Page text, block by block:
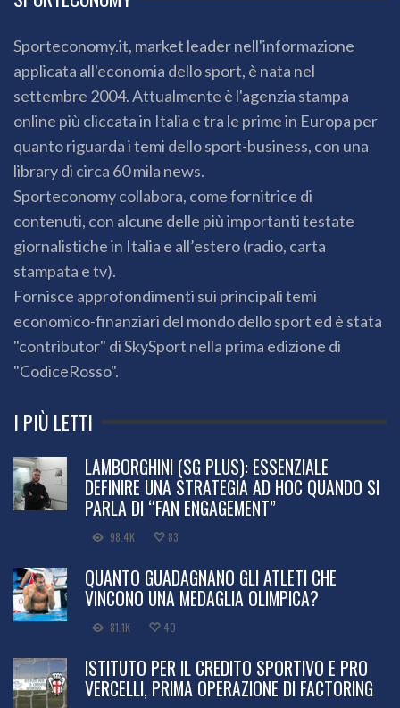
Sporteconomy.it, market leader nell'informazione
applicata all'economia dello sport, è nata nel
settembre 2004. Attualmente è l'agenzia stampa
online più cliccata in Italia e tra le prime in Europa per
quanto riguarda i temi dello sport-business, con una
library di circa 60 mila news.
Sporteconomy collabora, come fornitrice di
contenuti, con alcune delle più importanti testate
giornalistiche in Italia e all’estero (radio, carta
stampata e tv).
Fornisce approfondimenti sui principali temi
economico-finanziari del mondo dello sport ed è stata
"contributor" di SkySport nella prima edizione di
"CodiceRosso".
I PIÙ LETTI
LAMBORGHINI (SG PLUS): ESSENZIALE
DEFINIRE UNA STRATEGIA AD HOC QUANDO SI
PARLA DI “FAN ENGAGEMENT”
98.4K 83
QUANTO GUADAGNANO GLI ATLETI CHE
VINCONO UNA MEDAGLIA OLIMPICA?
81.1K 40
ISTITUTO PER IL CREDITO SPORTIVO E PRO
VERCELLI, PRIMA OPERAZIONE DI FACTORING